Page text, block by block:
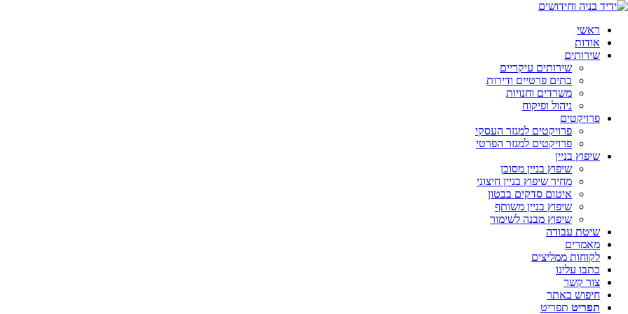
ראשי
אודות
שירותים
שירותים עיקריים
בתים פרטיים ודירות
משרדים וחנויות
ניהול ופיקוח
פרויקטים
פרויקטים למגזר העסקי
פרויקטים למגזר הפרטי
שיפוץ בניין
שיפוץ בניין מסוכן
מחיר שיפוץ בניין חיצוני
איטום סדקים בבטון
שיפוץ בניין משותף
שיפוץ מבנה לשימור
שיטת עבודה
מאמרים
לקוחות ממליצים
כתבו עלינו
צור קשר
חיפוש באתר
תפריט תפריט